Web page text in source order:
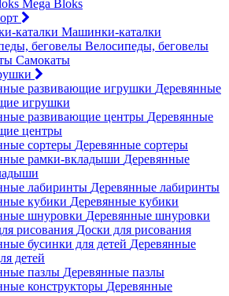
Mega Bloks
Машинки-каталки
Велосипеды, беговелы
Самокаты
Деревянные
игрушки
Деревянные
центры
Деревянные сортеры
Деревянные
Деревянные лабиринты
Деревянные кубики
Деревянные шнуровки
Доски для рисования
Деревянные
детей
Деревянные пазлы
Деревянные